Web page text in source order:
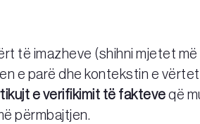
të imazheve (shihni mjetet më
e parë dhe kontekstin e
e verifikimit të fakteve që
përmbajtjen.